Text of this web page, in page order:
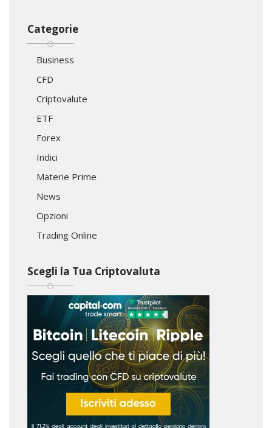
Categorie
Business
CFD
Criptovalute
ETF
Forex
Indici
Materie Prime
News
Opzioni
Trading Online
Scegli la Tua Criptovaluta